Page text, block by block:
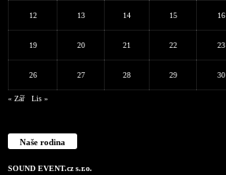
12 13 14 15 16
19 20 21 22 23
26 27 28 29 30
« Zář Lis »
Naše rodina
SOUND EVENT.cz s.r.o.